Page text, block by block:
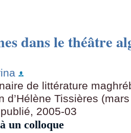
dans le théâtre
de littérature
d’Hélène Tissières
2005-03
un colloque